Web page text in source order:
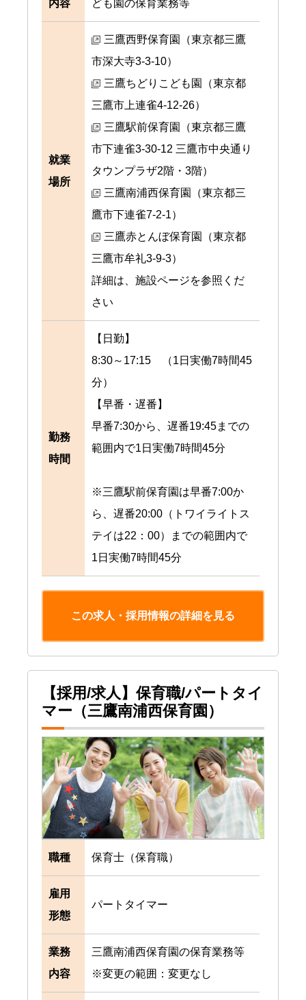
内容 ども園の保育業務等
就業
場所
三鷹西野保育園（東京都三鷹
市深大寺3-3-10）
三鷹ちどりこども園（東京都
三鷹市上連雀4-12-26）
三鷹駅前保育園（東京都三鷹
市下連雀3-30-12 三鷹市中央通り
タウンプラザ2階・3階）
三鷹南浦西保育園（東京都三
鷹市下連雀7-2-1）
三鷹赤とんぼ保育園（東京都
三鷹市牟礼3-9-3）
詳細は、施設ページを参照くだ
さい
勤務
時間
【日勤】
8:30～17:15 （1日実働7時間45
分）
【早番・遅番】
早番7:30から、遅番19:45までの
範囲内で1日実働7時間45分
※三鷹駅前保育園は早番7:00か
ら、遅番20:00（トワイライトス
テイは22：00）までの範囲内で
1日実働7時間45分
この求人・採用情報の詳細を見る
【採用/求人】保育職/パートタイ
マー（三鷹南浦西保育園）
職種 保育士（保育職）
雇用
形態
パートタイマー
業務
内容
三鷹南浦西保育園の保育業務等
※変更の範囲：変更なし